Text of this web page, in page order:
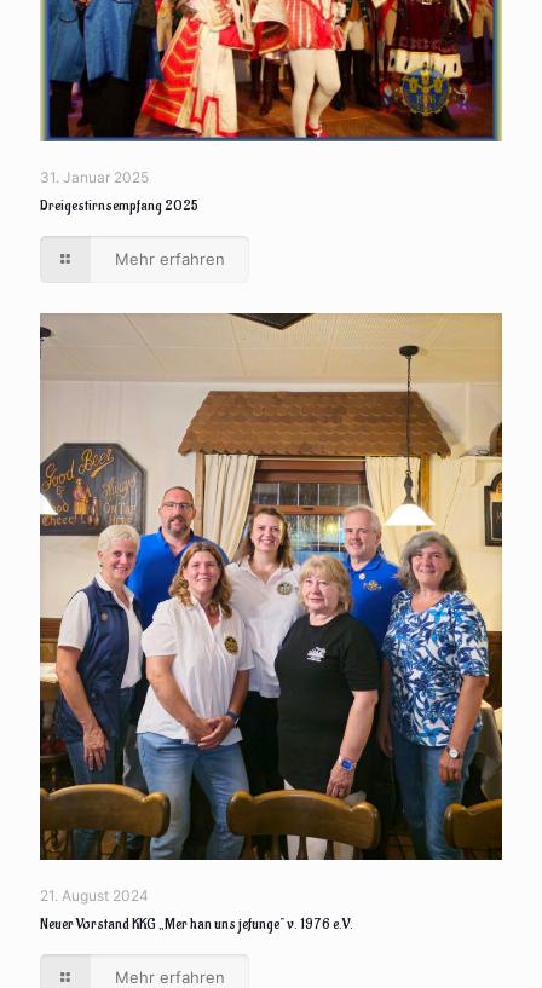
31. Januar 2025
Dreigestirnsempfang 2025
Mehr erfahren
21. August 2024
Neuer Vorstand KKG „Mer han uns jefunge“ v. 1976 e.V.
Mehr erfahren